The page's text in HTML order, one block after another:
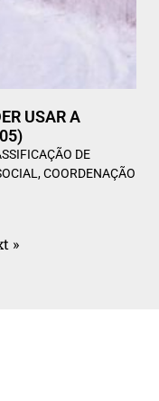
USAR A
DE
COORDENAÇÃO
»